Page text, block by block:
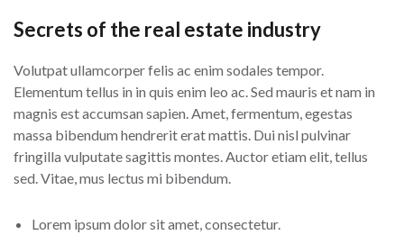
Secrets of the real estate industry
Volutpat ullamcorper felis ac enim sodales tempor.
Elementum tellus in in quis enim leo ac. Sed mauris et nam in
magnis est accumsan sapien. Amet, fermentum, egestas
massa bibendum hendrerit erat mattis. Dui nisl pulvinar
fringilla vulputate sagittis montes. Auctor etiam elit, tellus
sed. Vitae, mus lectus mi bibendum.
Lorem ipsum dolor sit amet, consectetur.